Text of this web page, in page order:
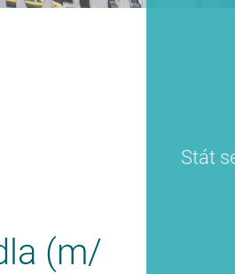
Stát
(m/